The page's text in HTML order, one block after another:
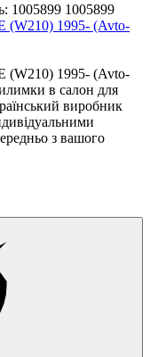
1005899 1005899
(W210) 1995- (Avto-
(W210) 1995- (Avto-
в салон для
виробник
з вашого